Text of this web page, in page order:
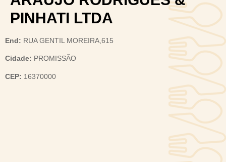
PINHATI LTDA
End: RUA GENTIL MOREIRA,615
Cidade: PROMISSÃO
CEP: 16370000